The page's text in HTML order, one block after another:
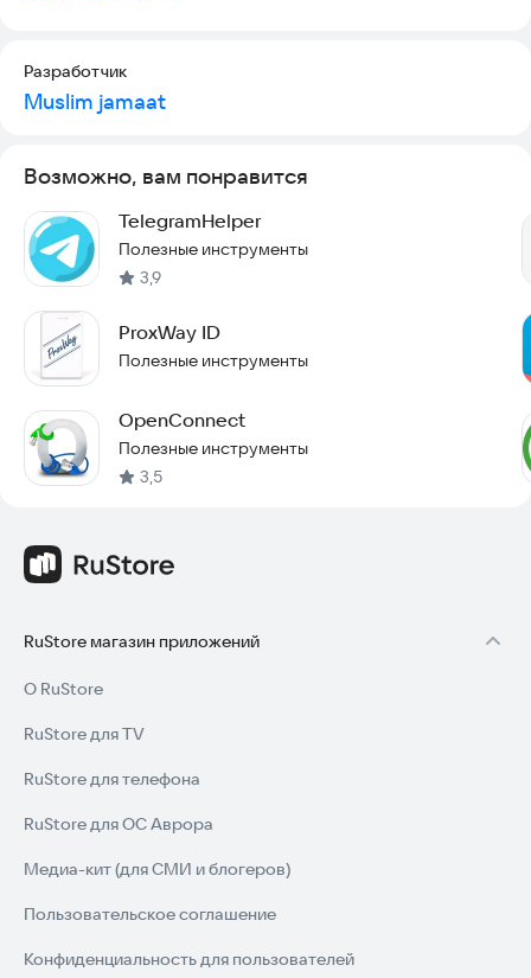
Разработчик
Muslim jamaat
Возможно, вам понравится
TelegramHelper
Полезные инструменты
3,9
ProxWay ID
Полезные инструменты
OpenConnect
Полезные инструменты
3,5
RuStore магазин приложений
О RuStore
RuStore для TV
RuStore для телефона
RuStore для ОС Аврора
Медиа-кит (для СМИ и блогеров)
Пользовательское соглашение
Конфиденциальность для пользователей